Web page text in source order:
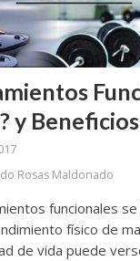
y Beneficios
Rosas Maldonado
funcionales se
físico de
de vida puede